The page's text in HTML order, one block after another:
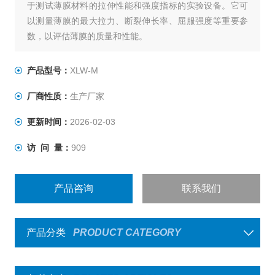
于测试薄膜材料的拉伸性能和强度指标的实验设备。它可
以测量薄膜的最大拉力、断裂伸长率、屈服强度等重要参
数，以评估薄膜的质量和性能。
产品型号： XLW-M
厂商性质： 生产厂家
更新时间： 2026-02-03
访 问 量： 909
产品咨询 联系我们
产品分类 PRODUCT CATEGORY